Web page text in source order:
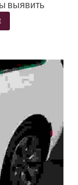
выявить